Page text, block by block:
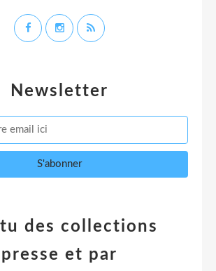
Newsletter
des collections
presse et par